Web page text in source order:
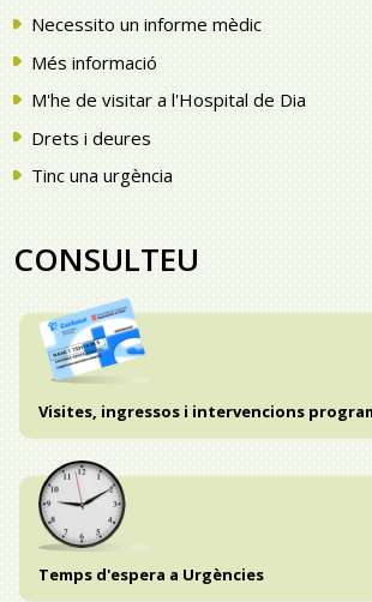
Necessito un informe mèdic
Més informació
M'he de visitar a l'Hospital de Dia
Drets i deures
Tinc una urgència
CONSULTEU
Visites, ingressos i intervencions
Temps d'espera a Urgències